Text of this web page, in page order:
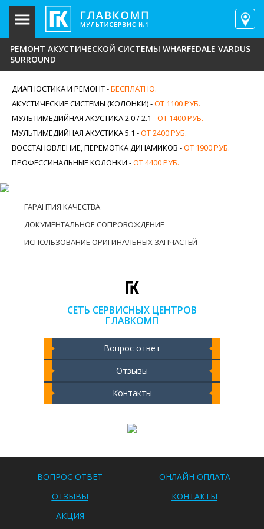
СЕТЬ СЕРВИСНЫХ ЦЕНТРОВ
ГЛАВКОМП
Вопрос ответ
Отзывы
Контакты
РЕМОНТ АКУСТИЧЕСКОЙ СИСТЕМЫ WHARFEDALE VARDUS
SURROUND
ДИАГНОСТИКА И РЕМОНТ -БЕСПЛАТНО.
АКУСТИЧЕСКИЕ СИСТЕМЫ (КОЛОНКИ) -ОТ 1100 РУБ.
МУЛЬТИМЕДИЙНАЯ АКУСТИКА 2.0 / 2.1 -ОТ 1400 РУБ.
МУЛЬТИМЕДИЙНАЯ АКУСТИКА 5.1 -ОТ 2400 РУБ.
ВОССТАНОВЛЕНИЕ, ПЕРЕМОТКА ДИНАМИКОВ -ОТ 1900 РУБ.
ПРОФЕССИНАЛЬНЫЕ КОЛОНКИ -ОТ 4400 РУБ.
ГАРАНТИЯ КАЧЕСТВА
ДОКУМЕНТАЛЬНОЕ СОПРОВОЖДЕНИЕ
ИСПОЛЬЗОВАНИЕ ОРИГИНАЛЬНЫХ ЗАПЧАСТЕЙ
ВОПРОС ОТВЕТ
ОНЛАЙН ОПЛАТА
ОТЗЫВЫ
КОНТАКТЫ
АКЦИЯ